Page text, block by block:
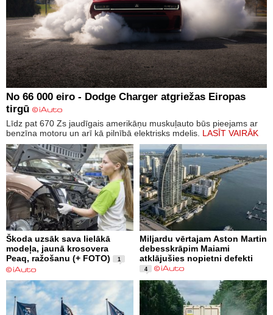
No 66 000 eiro - Dodge Charger atgriežas Eiropas
tirgū
Līdz pat 670 Zs jaudīgais amerikāņu muskuļauto būs pieejams ar
benzīna motoru un arī kā pilnībā elektrisks mdelis. LASĪT VAIRĀK
Škoda uzsāk sava lielākā
modeļa, jaunā krosovera
Peaq, ražošanu (+ FOTO)
1
Miljardu vērtajam Aston Martin
debesskrāpim Maiami
atklājušies nopietni defekti
4